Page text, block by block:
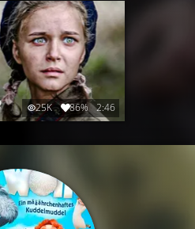
25K 86% 2:46